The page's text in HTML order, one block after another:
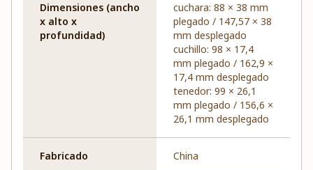
Dimensiones (ancho
x alto x
profundidad)
cuchara: 88 × 38 mm
plegado / 147,57 × 38
mm desplegado
cuchillo: 98 × 17,4
mm plegado / 162,9 ×
17,4 mm desplegado
tenedor: 99 × 26,1
mm plegado / 156,6 ×
26,1 mm desplegado
Fabricado China